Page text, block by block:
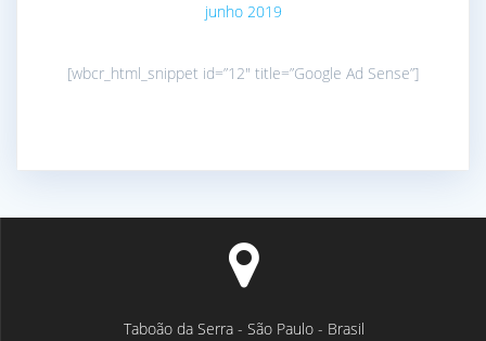
junho 2019
[wbcr_html_snippet id=”12″ title=”Google Ad Sense”]
Taboão da Serra - São Paulo - Brasil